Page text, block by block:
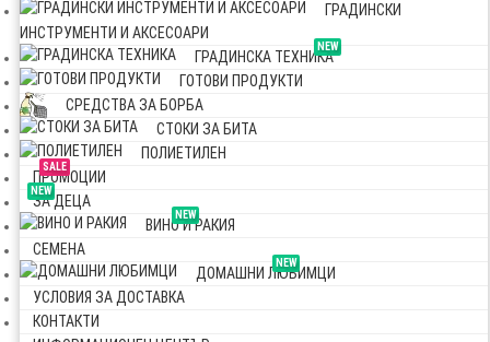
ГРАДИНСКИ
ИНСТРУМЕНТИ И АКСЕСОАРИ
NEW
ГРАДИНСКА ТЕХНИКА
ГОТОВИ ПРОДУКТИ
СРЕДСТВА ЗА БОРБА
СТОКИ ЗА БИТА
ПОЛИЕТИЛЕН
SALE
ПРОМОЦИИ
NEW
ЗА ДЕЦА
NEW
ВИНО И РАКИЯ
СЕМЕНА
NEW
ДОМАШНИ ЛЮБИМЦИ
УСЛОВИЯ ЗА ДОСТАВКА
КОНТАКТИ